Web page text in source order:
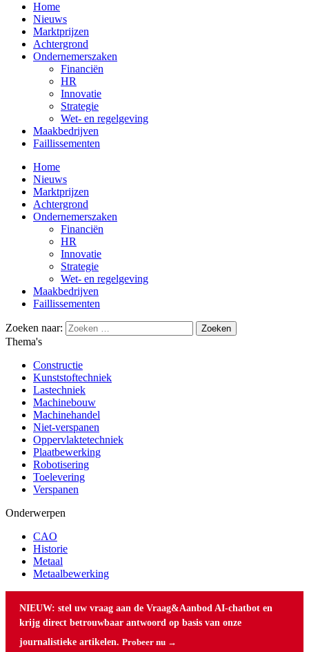
Home
Nieuws
Marktprijzen
Achtergrond
Ondernemerszaken
Financiën
HR
Innovatie
Strategie
Wet- en regelgeving
Maakbedrijven
Faillissementen
Home
Nieuws
Marktprijzen
Achtergrond
Ondernemerszaken
Financiën
HR
Innovatie
Strategie
Wet- en regelgeving
Maakbedrijven
Faillissementen
Zoeken naar:
Thema's
Constructie
Kunststoftechniek
Lastechniek
Machinebouw
Machinehandel
Niet-verspanen
Oppervlaktetechniek
Plaatbewerking
Robotisering
Toelevering
Verspanen
Onderwerpen
CAO
Historie
Metaal
Metaalbewerking
NIEUW: stel uw vraag aan de Vraag&Aanbod AI-chatbot en
krijg direct betrouwbaar antwoord op basis van onze
journalistieke artikelen. Probeer nu →